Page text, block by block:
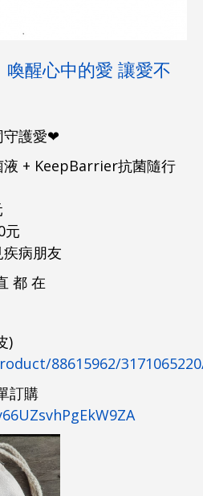
喚醒心中的愛 讓愛不
守護愛❤
液 + KeepBarrier抗菌隨行
元
病朋友
都 在
)
88615962/
訂購